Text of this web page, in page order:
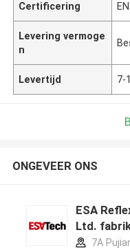
Certificering
Levering vermoge
n
Levertijd 7-
ONGEVEER ONS
ESA
Ltd.
7A